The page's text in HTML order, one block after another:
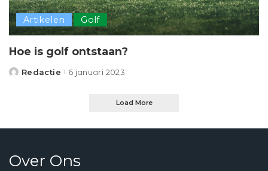
Artikelen Golf
Hoe is golf ontstaan?
Posted
Redactie 6 januari 2023
Load More
Over Ons